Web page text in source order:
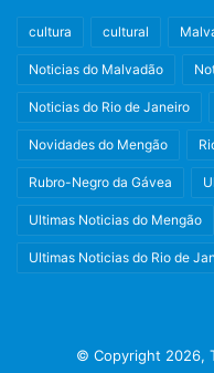
cultura cultural
Noticias do Malvadão
Noticias do Rio de Janeiro
Novidades do Mengão
Rubro-Negro da Gávea
Ultimas Noticias do Mengão
Ultimas Noticias do Rio de
© Copyright 2026,